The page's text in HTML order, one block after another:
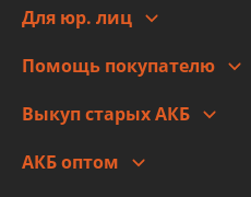
Новости
Правовая информация
Для юр. лиц
Помощь покупателю
Оплата
Гарантии и возврат
Выкуп старых АКБ
АКБ оптом